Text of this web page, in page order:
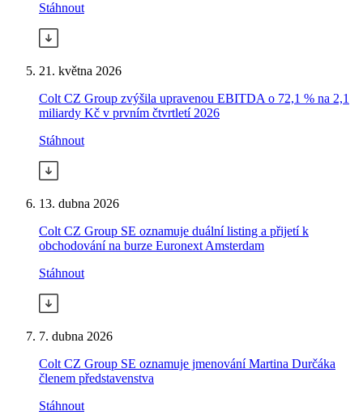
Stáhnout
21. května 2026
Colt CZ Group zvýšila upravenou EBITDA o 72,1 % na 2,1
miliardy Kč v prvním čtvrtletí 2026
Stáhnout
13. dubna 2026
Colt CZ Group SE oznamuje duální listing a přijetí k
obchodování na burze Euronext Amsterdam
Stáhnout
7. dubna 2026
Colt CZ Group SE oznamuje jmenování Martina Durčáka
členem představenstva
Stáhnout